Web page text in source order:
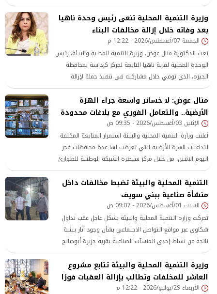
وزيرة التنمية المحلية تنعى رئيس وحدة ناهيا
بعد وفاته خلال إزالة مخالفات البناء
الجمعة 07/أغسطس/2026 - 12:22 م
نعت الدكتورة منال عوض، وزيرة التنمية المحلية والبيئة، رئيس
الوحدة المحلية لقرية ناهيا التابعة لمركز كرداسة بمحافظة
الجيزة، الذي توفي خلال مشاركته في تنفيذ حملة لإزالة
مخالفات البناء
منال عوض: لا خسائر واسعة جراء الهزة
الأرضية.. والتعامل الفوري مع بلاغات محدودة
الإثنين 03/أغسطس/2026 - 09:35 ص
أعلنت وزارة التنمية المحلية والبيئة استمرار المتابعة المكثفة
لتداعيات الهزة الأرضية التي تعرضت لها عدة محافظات فجر
اليوم الإثنين، من خلال مركز سيطرة الشبكة الوطنية للطوارئ
التنمية المحلية والبيئة تضبط مخالفات داخل
منشأة صناعية ببني سويف
السبت 01/أغسطس/2026 - 09:07 ص
تحركت وزارة التنمية المحلية والبيئة بشكل عاجل عقب تداول
شكاوى عبر مواقع التواصل الاجتماعي بشأن وجود آثار بيئية
ناتجة عن نشاط إحدى المنشآت الصناعية بقرية جزيرة أبوصالح
التابعة لمركز ناصر شرق النيل بمحافظة بني سويف،
وزيرة التنمية المحلية والبيئة تتابع مشروع
العاشر للمخلفات وتطالب بإزالة العقبات فورًا
الأربعاء 29/يوليو/2026 - 12:22 م